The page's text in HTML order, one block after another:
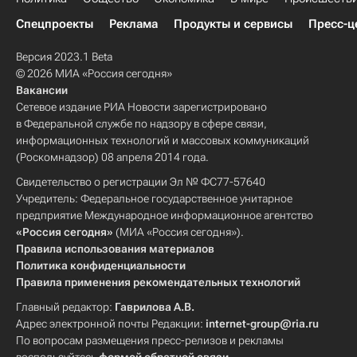
Спецпроекты
Реклама Продукты и сервисы Пресс-
Версия 2023.1 Beta
© 2026 МИА «Россия сегодня»
Вакансии
Сетевое издание РИА Новости зарегистрировано
в Федеральной службе по надзору в сфере связи,
информационных технологий и массовых коммуникаций
(Роскомнадзор) 08 апреля 2014 года.
Свидетельство о регистрации Эл № ФС77-57640
Учредитель: Федеральное государственное унитарное
предприятие Международное информационное агентство
«Россия сегодня» (МИА «Россия сегодня»).
Правила использования материалов
Политика конфиденциальности
Правила применения рекомендательных технологий
Главный редактор: Гаврилова А.В.
Адрес электронной почты Редакции: internet-group@ria.ru
По вопросам размещения пресс-релизов и рекламы